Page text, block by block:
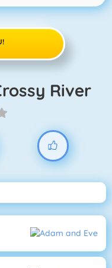
River